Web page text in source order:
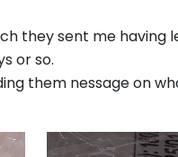
they sent me having
or so.
them nessage on